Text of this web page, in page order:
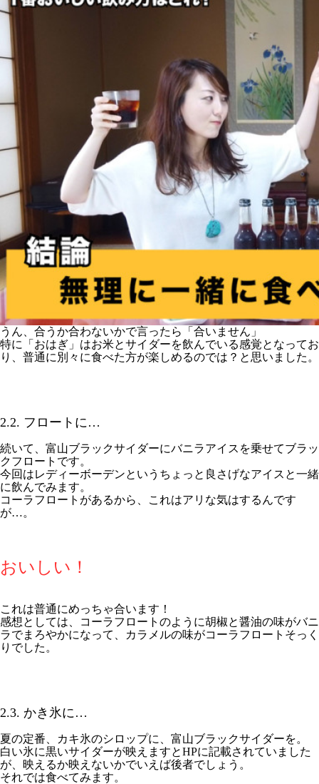
うん、合うか合わないかで言ったら「合いません」
特に「おはぎ」はお米とサイダーを飲んでいる感覚となってお
り、普通に別々に食べた方が楽しめるのでは？と思いました。
2.2. フロートに…
続いて、富山ブラックサイダーにバニラアイスを乗せてブラッ
クフロートです。
今回はレディーボーデンというちょっと良さげなアイスと一緒
に飲んでみます。
コーラフロートがあるから、これはアリな気はするんです
が…。
おいしい！
これは普通にめっちゃ合います！
感想としては、コーラフロートのように胡椒と醤油の味がバニ
ラでまろやかになって、カラメルの味がコーラフロートそっく
りでした。
2.3. かき氷に…
夏の定番、カキ氷のシロップに、富山ブラックサイダーを。
白い氷に黒いサイダーが映えますとHPに記載されていました
が、映えるか映えないかでいえば後者でしょう。
それでは食べてみます。